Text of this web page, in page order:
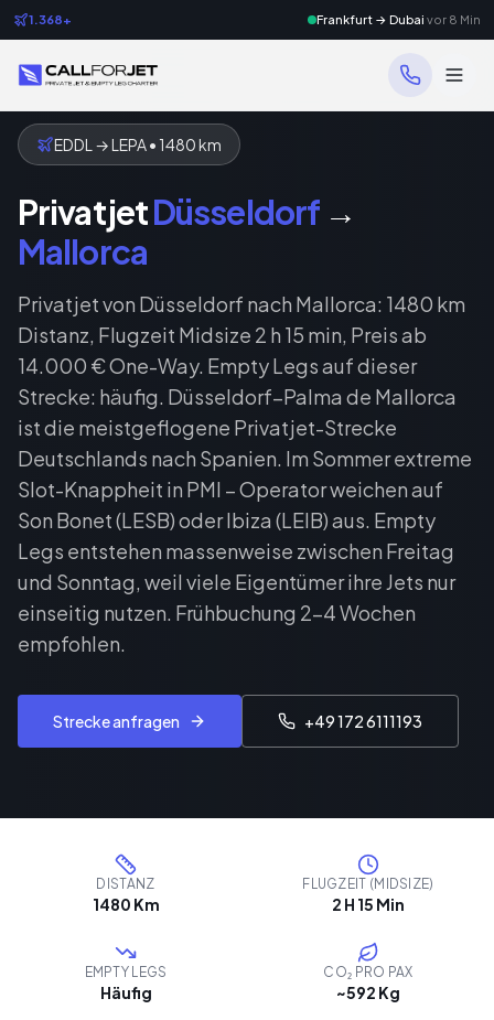
1.368+ Frankfurt → Dubai vor 8 Min
EDDL →LEPA• 1480km
PrivatjetDüsseldorf →
Mallorca
Privatjet von Düsseldorf nach Mallorca: 1480 km
Distanz, Flugzeit Midsize 2 h 15 min, Preis ab
14.000 € One-Way. Empty Legs auf dieser
Strecke: häufig. Düsseldorf–Palma de Mallorca
ist die meistgeflogene Privatjet-Strecke
Deutschlands nach Spanien. Im Sommer extreme
Slot-Knappheit in PMI – Operator weichen auf
Son Bonet (LESB) oder Ibiza (LEIB) aus. Empty
Legs entstehen massenweise zwischen Freitag
und Sonntag, weil viele Eigentümer ihre Jets nur
einseitig nutzen. Frühbuchung 2–4 Wochen
empfohlen.
Strecke anfragen +49 172 6111193
DISTANZ
1480 Km
FLUGZEIT (MIDSIZE)
2 H 15 Min
EMPTY LEGS
Häufig
CO₂ PRO PAX
~592 Kg